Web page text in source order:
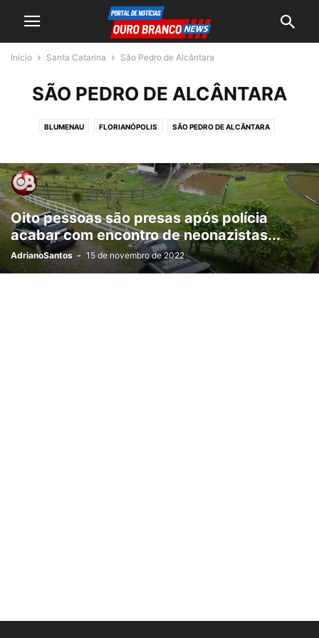
Início Santa Catarina São Pedro de Alcântara
SÃO PEDRO DE ALCÂNTARA
BLUMENAU FLORIANÓPOLIS SÃO PEDRO DE ALCÂNTARA
Oito pessoas são presas após polícia
acabar com encontro de neonazistas...
AdrianoSantos - 15 de novembro de 2022